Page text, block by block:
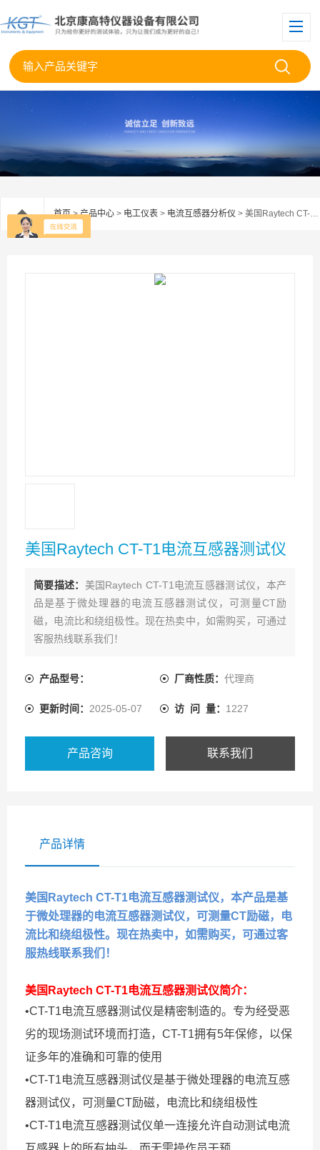
首页>产品中心 > 电工仪表 > 电流互感器分析仪 > 美国Raytech CT-T1电流互感器测试仪
美国Raytech CT-T1电流互感器测试仪
简要描述： 美国Raytech CT-T1电流互感器测试仪，本产
品是基于微处理器的电流互感器测试仪，可测量CT励
磁，电流比和绕组极性。现在热卖中，如需购买，可通过
客服热线联系我们！
产品型号： 厂商性质： 代理商
更新时间： 2025-05-07 访 问 量： 1227
产品咨询 联系我们
产品详情
美国Raytech CT-T1电流互感器测试仪，本产品是基
于微处理器的电流互感器测试仪，可测量CT励磁，电
流比和绕组极性。现在热卖中，如需购买，可通过客
服热线联系我们！
美国Raytech CT-T1电流互感器测试仪简介：
•CT-T1电流互感器测试仪是精密制造的。专为经受恶
劣的现场测试环境而打造，CT-T1拥有5年保修，以保
证多年的准确和可靠的使用
•CT-T1电流互感器测试仪是基于微处理器的电流互感
器测试仪，可测量CT励磁，电流比和绕组极性
•CT-T1电流互感器测试仪单一连接允许自动测试电流